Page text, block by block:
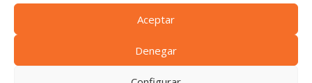
Aceptar
Denegar
Todos los derechos reservados
Política de cookies|Acceso a cookies|Política de